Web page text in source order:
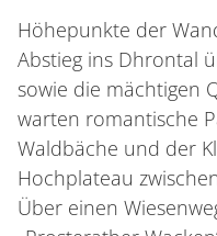
Höhepunkte der
Abstieg ins Dhrontal
sowie die mächtigen
warten romantische
Waldbäche und der
Hochplateau
Über einen